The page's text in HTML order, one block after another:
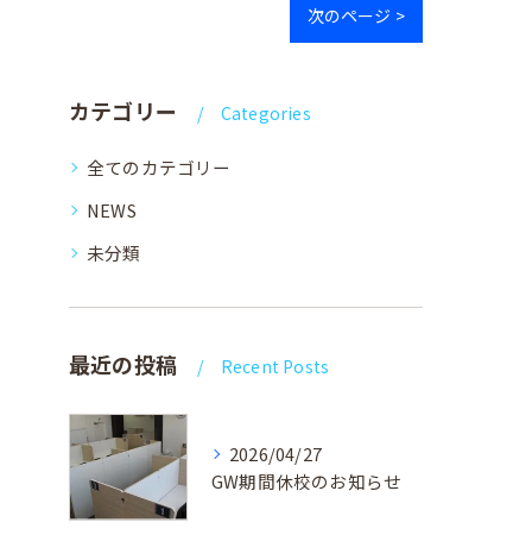
次のページ >
カテゴリー Categories
全てのカテゴリー
NEWS
未分類
最近の投稿 Recent Posts
2026/04/27
GW期間休校のお知らせ